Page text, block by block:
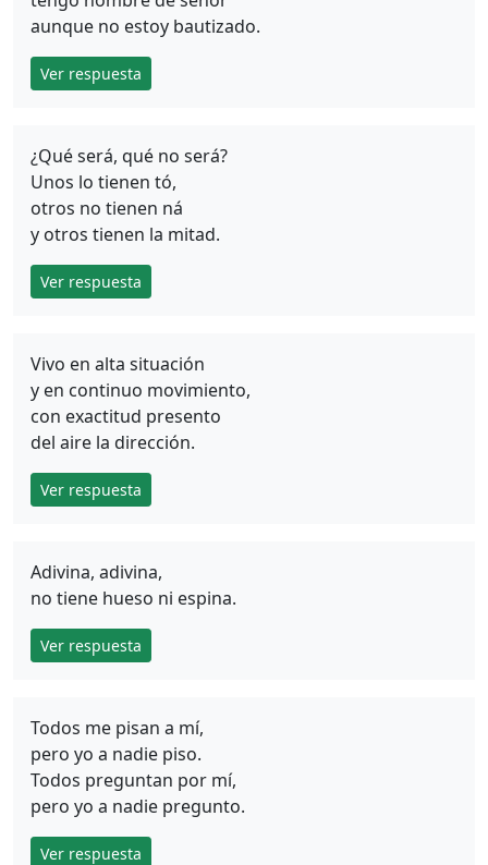
aunque no estoy bautizado.
Ver respuesta
¿Qué será, qué no será?
Unos lo tienen tó,
otros no tienen ná
y otros tienen la mitad.
Ver respuesta
Vivo en alta situación
y en continuo movimiento,
con exactitud presento
del aire la dirección.
Ver respuesta
Adivina, adivina,
no tiene hueso ni espina.
Ver respuesta
Todos me pisan a mí,
pero yo a nadie piso.
Todos preguntan por mí,
pero yo a nadie pregunto.
Ver respuesta